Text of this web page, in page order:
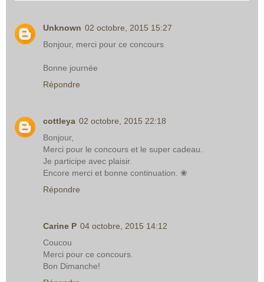
Unknown 02 octobre, 2015 15:27
Bonjour, merci pour ce concours
Bonne journée
Répondre
cottleya 02 octobre, 2015 22:18
Bonjour,
Merci pour le concours et le super cadeau.
Je participe avec plaisir.
Encore merci et bonne continuation. ❀
Répondre
Carine P 04 octobre, 2015 14:12
Coucou
Merci pour ce concours.
Bon Dimanche!